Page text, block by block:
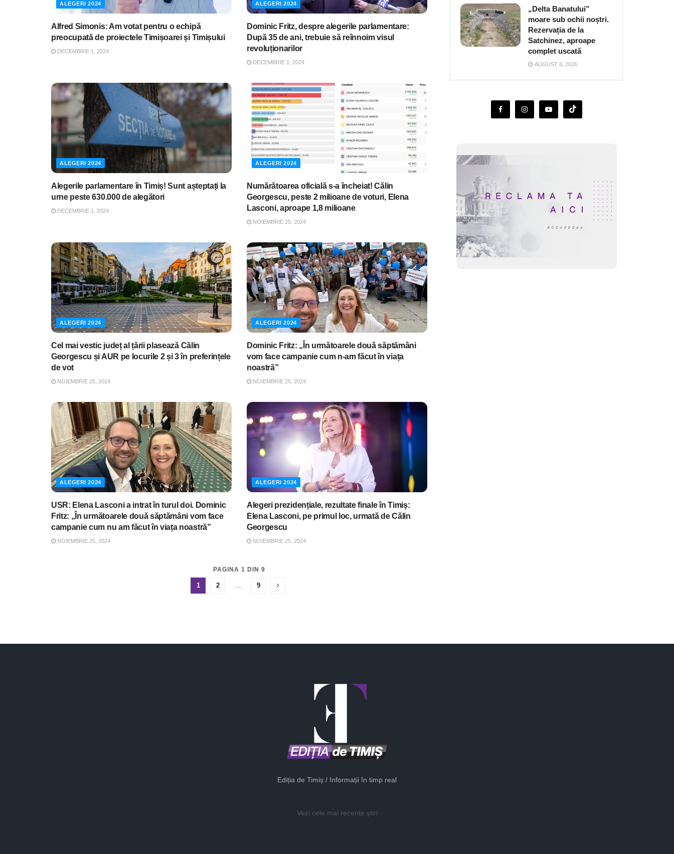
ALEGERI 2024
Alfred Simonis: Am votat pentru o echipă
preocupată de proiectele Timișoarei și Timișului
DECEMBRIE 1, 2024
ALEGERI 2024
Dominic Fritz, despre alegerile parlamentare:
După 35 de ani, trebuie să reînnoim visul
revoluționarilor
DECEMBRIE 1, 2024
ALEGERI 2024
Alegerile parlamentare în Timiș! Sunt așteptați la
urne peste 630.000 de alegători
DECEMBRIE 1, 2024
ALEGERI 2024
Numărătoarea oficială s-a încheiat! Călin
Georgescu, peste 2 milioane de voturi, Elena
Lasconi, aproape 1,8 milioane
NOIEMBRIE 25, 2024
ALEGERI 2024
Cel mai vestic județ al țării plasează Călin
Georgescu și AUR pe locurile 2 și 3 în preferințele
de vot
NOIEMBRIE 25, 2024
ALEGERI 2024
Dominic Fritz: „În următoarele două săptămâni
vom face campanie cum n-am făcut în viața
noastră”
NOIEMBRIE 25, 2024
ALEGERI 2024
USR: Elena Lasconi a intrat în turul doi. Dominic
Fritz: „În următoarele două săptămâni vom face
campanie cum nu am făcut în viața noastră”
NOIEMBRIE 25, 2024
ALEGERI 2024
Alegeri prezidențiale, rezultate finale în Timiș:
Elena Lasconi, pe primul loc, urmată de Călin
Georgescu
NOIEMBRIE 25, 2024
PAGINA 1 DIN 9
1 2 … 9
„Delta Banatului”
moare sub ochii noștri.
Rezervația de la
Satchinez, aproape
complet uscată
AUGUST 6, 2026
Ediția de Timiș / Informații în timp real
Vezi cele mai recente știri